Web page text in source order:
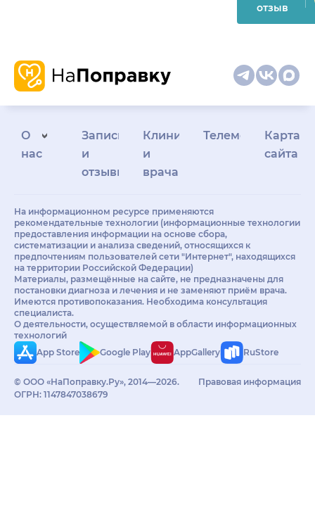
отзыв
О
нас
Запись
и
отзывы
Клиникам
и
врачам
Телемедицина
Карта
сайта
На информационном ресурсе применяются
рекомендательные технологии (информационные технологии
предоставления информации на основе сбора,
систематизации и анализа сведений, относящихся к
предпочтениям пользователей сети "Интернет", находящихся
на территории Российской Федерации)
Материалы, размещённые на сайте, не предназначены для
постановки диагноза и лечения и не заменяют приём врача.
Имеются противопоказания. Необходима консультация
специалиста.
О деятельности, осуществляемой в области информационных
технологий
App Store
Google Play AppGallery RuStore
© ООО «НаПоправку.Ру», 2014—2026.
ОГРН: 1147847038679
Правовая информация